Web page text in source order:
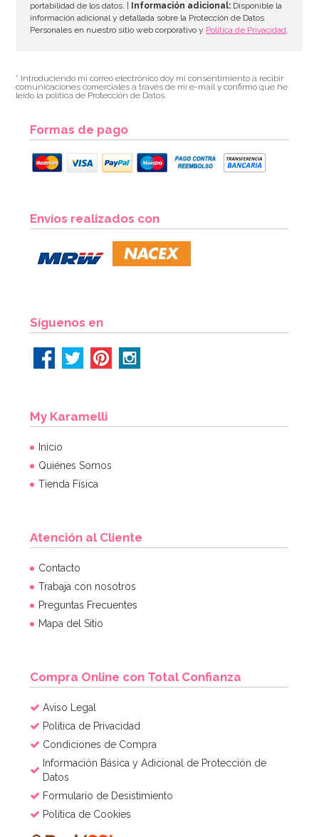
portabilidad de los datos. |
Información adicional: Disponible la
información adicional y detallada sobre la Protección de Datos
Personales en nuestro sitio web corporativo y Política de Privacidad.
* Introduciendo mi correo electrónico doy mi consentimiento a recibir
comunicaciones comerciales a través de mi e-mail y confirmo que he
leído la política de Protección de Datos.
Formas de pago
Envíos realizados con
Síguenos en
My Karamelli
Inicio
Quiénes Somos
Tienda Física
Atención al Cliente
Contacto
Trabaja con nosotros
Preguntas Frecuentes
Mapa del Sitio
Compra Online con Total Confianza
Aviso Legal
Política de Privacidad
Condiciones de Compra
Información Básica y Adicional de Protección de
Datos
Formulario de Desistimiento
Política de Cookies